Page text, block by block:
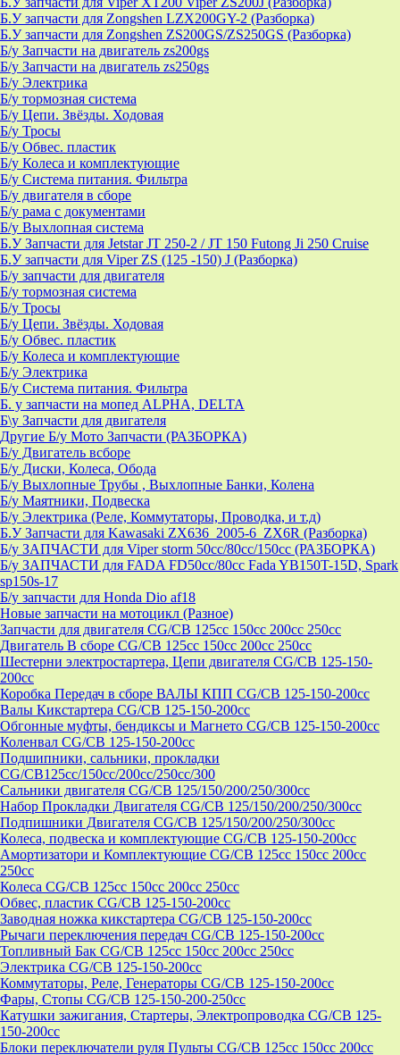
Б.У запчасти для Zongshen LZX200GY-2 (Разборка)
Б.У запчасти для Zongshen ZS200GS/ZS250GS (Разборка)
Б/у Запчасти на двигатель zs200gs
Б/у Запчасти на двигатель zs250gs
Б/у Электрика
Б/у тормозная система
Б/у Цепи. Звёзды. Ходовая
Б/у Тросы
Б/у Обвес. пластик
Б/у Колеса и комплектующие
Б/у Система питания. Фильтра
Б/у двигателя в сборе
Б/у рама с документами
Б/у Выхлопная система
Б.У Запчасти для Jetstar JT 250-2 / JT 150 Futong Ji 250 Cruise
Б.У запчасти для Viper ZS (125 -150) J (Разборка)
Б/у запчасти для двигателя
Б/у тормозная система
Б/у Тросы
Б/у Цепи. Звёзды. Ходовая
Б/у Обвес. пластик
Б/у Колеса и комплектующие
Б/у Электрика
Б/у Система питания. Фильтра
Б. у запчасти на мопед ALPHA, DELTA
Б\у Запчасти для двигателя
Другие Б/у Мото Запчасти (РАЗБОРКА)
Б/у Двигатель всборе
Б/у Диски, Колеса, Обода
Б/у Выхлопные Трубы , Выхлопные Банки, Колена
Б/у Маятники, Подвеска
Б/у Электрика (Реле, Коммутаторы, Проводка, и т.д)
Б.У Запчасти для Kawasaki ZX636_2005-6_ZX6R (Разборка)
Б/у ЗАПЧАСТИ для Viper storm 50cc/80cc/150cc (РАЗБОРКА)
Б/у ЗАПЧАСТИ для FADA FD50cc/80cc Fada YB150T-15D, Spark
sp150s-17
Б/у запчасти для Honda Dio af18
Новые запчасти на мотоцикл (Разное)
Запчасти для двигателя CG/CB 125cc 150cc 200cc 250cc
Двигатель В сборе CG/CB 125cc 150cc 200cc 250cc
Шестерни электростартера, Цепи двигателя CG/CB 125-150-
200cc
Коробка Передач в сборе ВАЛЫ КПП CG/CB 125-150-200cc
Валы Кикстартера CG/CB 125-150-200cc
Обгонные муфты, бендиксы и Магнето CG/CB 125-150-200cc
Коленвал CG/CB 125-150-200cc
Подшипники, сальники, прокладки
CG/CB125сс/150cc/200cc/250cc/300
Сальники двигателя CG/CB 125/150/200/250/300cc
Набор Прокладки Двигателя CG/CB 125/150/200/250/300cc
Подпишники Двигателя CG/CB 125/150/200/250/300cc
Колеса, подвеска и комплектующие CG/CB 125-150-200cc
Амортизатори и Комплектующие CG/CB 125cc 150cc 200cc
250cc
Колеса CG/CB 125cc 150cc 200cc 250cc
Обвес, пластик CG/CB 125-150-200cc
Заводная ножка кикстартера CG/CB 125-150-200cc
Рычаги переключения передач CG/CB 125-150-200cc
Топливный Бак CG/CB 125cc 150cc 200cc 250cc
Электрика CG/CB 125-150-200cc
Коммутаторы, Реле, Генераторы CG/CB 125-150-200cc
Фары, Стопы CG/CB 125-150-200-250cc
Катушки зажигания, Стартеры, Электропроводка CG/CB 125-
150-200cc
Блоки переключатели руля Пульты CG/CB 125cc 150cc 200cc